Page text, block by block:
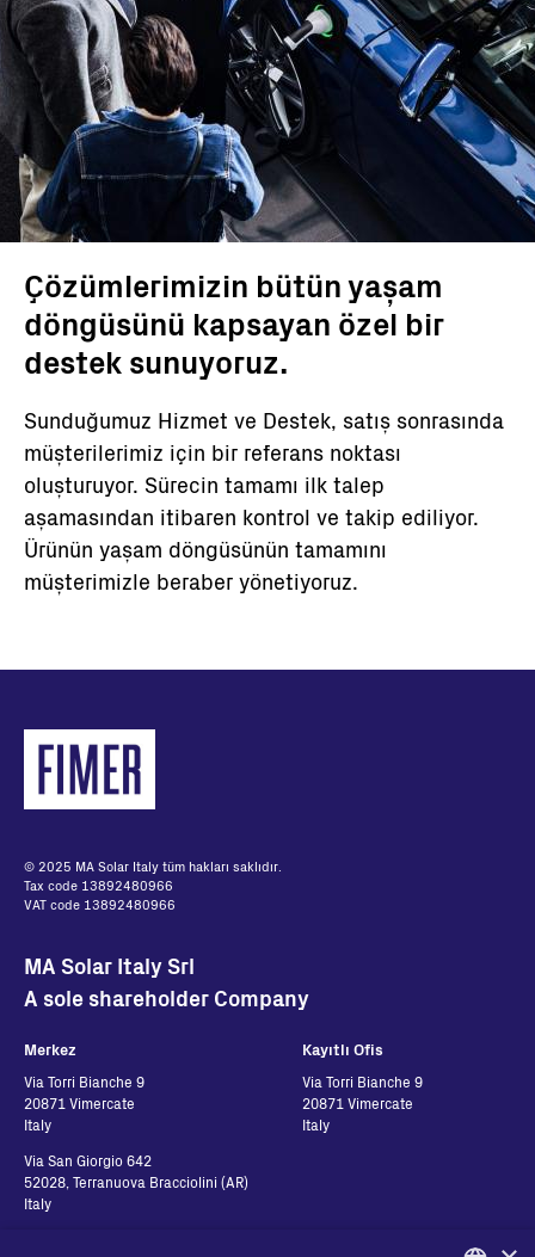
Çözümlerimizin bütün yaşam
döngüsünü kapsayan özel bir
destek sunuyoruz.
Sunduğumuz Hizmet ve Destek, satış sonrasında
müşterilerimiz için bir referans noktası
oluşturuyor. Sürecin tamamı ilk talep
aşamasından itibaren kontrol ve takip ediliyor.
Ürünün yaşam döngüsünün tamamını
müşterimizle beraber yönetiyoruz.
© 2025 MA Solar Italy tüm hakları saklıdır.
Tax code 13892480966
VAT code 13892480966
MA Solar Italy Srl
A sole shareholder Company
Merkez
Via Torri Bianche 9
20871 Vimercate
Italy
Via San Giorgio 642
52028, Terranuova Bracciolini (AR)
Italy
Kayıtlı Ofis
Via Torri Bianche 9
20871 Vimercate
Italy